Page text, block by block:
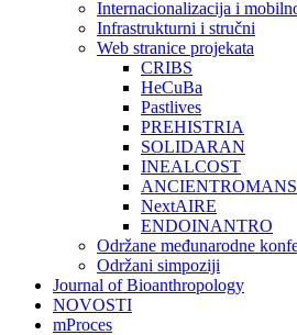
Internacionalizacija i
Infrastrukturni i stručni
Web stranice projekata
CRIBS
HeCuBa
Pastlives
PREHISTRIA
SOLIDARAN
INEALCOST
ANCIENTROMANS
NextAIRE
ENDOINANTRO
Održane međunarodne
Održani simpoziji
Journal of Bioanthropology
NOVOSTI
mProces